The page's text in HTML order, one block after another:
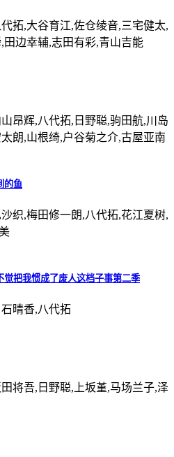
拓,大谷育江,佐仓绫音,三宅健太,
田边幸辅,志田有彩,青山吉能
昂辉,八代拓,日野聪,驹田航,川岛
朗,山根绮,户谷菊之介,古屋亚南
的鱼
织,梅田修一朗,八代拓,花江夏树,
觉把我惯成了废人这档子事第二季
晴香,八代拓
将吾,日野聪,上坂堇,马场兰子,泽